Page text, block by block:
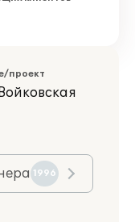
проект
1996